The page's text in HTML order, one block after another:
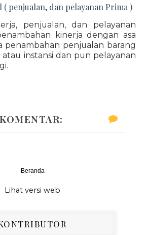
( penjualan, dan pelayanan Prima )
penjualan, dan pelayanan
kinerja dengan asa
penambahan penjualan barang
atau instansi dan pun pelayanan
Beranda
Lihat versi web